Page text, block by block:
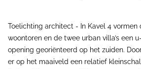
Toelichting architect - In Kavel 4 vormen
woontoren en de twee urban villa’s een
opening georiënteerd op het zuiden.
er op het maaiveld een relatief